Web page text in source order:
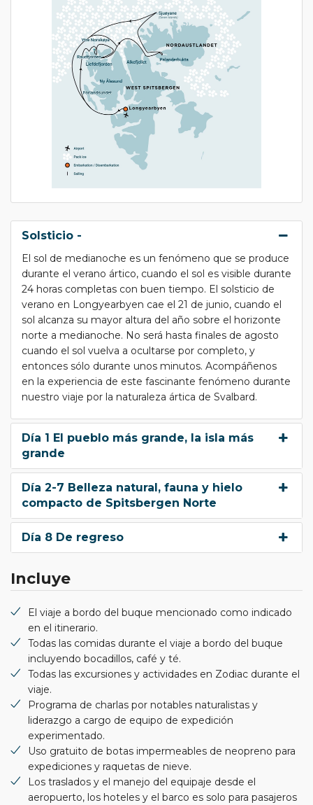
Solsticio -
El sol de medianoche es un fenómeno que se produce
durante el verano ártico, cuando el sol es visible durante
24 horas completas con buen tiempo. El solsticio de
verano en Longyearbyen cae el 21 de junio, cuando el
sol alcanza su mayor altura del año sobre el horizonte
norte a medianoche. No será hasta finales de agosto
cuando el sol vuelva a ocultarse por completo, y
entonces sólo durante unos minutos. Acompáñenos
en la experiencia de este fascinante fenómeno durante
nuestro viaje por la naturaleza ártica de Svalbard.
Día 1 El pueblo más grande, la isla más
grande
Día 2-7 Belleza natural, fauna y hielo
compacto de Spitsbergen Norte
Día 8 De regreso
Incluye
El viaje a bordo del buque mencionado como indicado
en el itinerario.
Todas las comidas durante el viaje a bordo del buque
incluyendo bocadillos, café y té.
Todas las excursiones y actividades en Zodiac durante el
viaje.
Programa de charlas por notables naturalistas y
liderazgo a cargo de equipo de expedición
experimentado.
Uso gratuito de botas impermeables de neopreno para
expediciones y raquetas de nieve.
Los traslados y el manejo del equipaje desde el
aeropuerto, los hoteles y el barco es solo para pasajeros